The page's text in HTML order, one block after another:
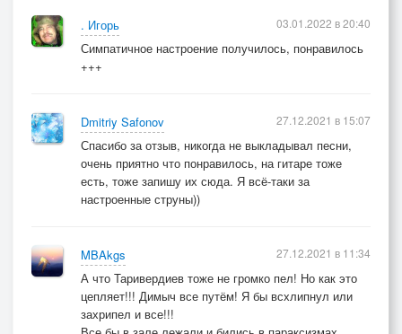
. Игорь
Симпатичное настроение получилось, понравилось
+++
03.01.2022 в 20:40
Dmitriy Safonov
Спасибо за отзыв, никогда не выкладывал песни,
очень приятно что понравилось, на гитаре тоже
есть, тоже запишу их сюда. Я всё-таки за
настроенные струны))
27.12.2021 в 15:07
MBAkgs
А что Таривердиев тоже не громко пел! Но как это
цепляет!!! Димыч все путём! Я бы всхлипнул или
захрипел и все!!!
27.12.2021 в 11:34